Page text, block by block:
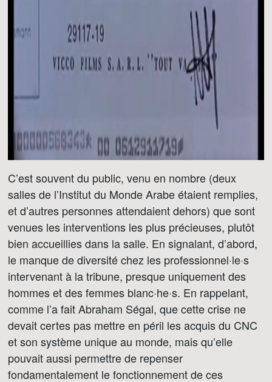
C’est souvent du public, venu en nombre (deux
salles de l’Institut du Monde Arabe étaient remplies,
et d’autres personnes attendaient dehors) que sont
venues les interventions les plus précieuses, plutôt
bien accueillies dans la salle. En signalant, d’abord,
le manque de diversité chez les professionnel·le·s
intervenant à la tribune, presque uniquement des
hommes et des femmes blanc·he·s. En rappelant,
comme l’a fait Abraham Ségal, que cette crise ne
devait certes pas mettre en péril les acquis du CNC
et son système unique au monde, mais qu’elle
pouvait aussi permettre de repenser
fondamentalement le fonctionnement de ces